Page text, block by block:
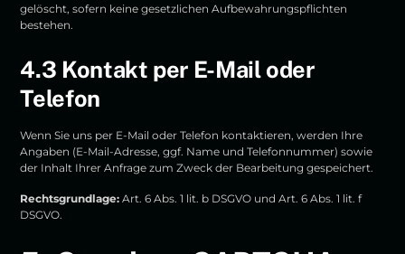
gelöscht, sofern keine gesetzlichen Aufbewahrungspflichten
bestehen.
4.3 Kontakt per E-Mail oder
Telefon
Wenn Sie uns per E-Mail oder Telefon kontaktieren, werden Ihre
Angaben (E-Mail-Adresse, ggf. Name und Telefonnummer) sowie
der Inhalt Ihrer Anfrage zum Zweck der Bearbeitung gespeichert.
Rechtsgrundlage: Art. 6 Abs. 1 lit. b DSGVO und Art. 6 Abs. 1 lit. f
DSGVO.